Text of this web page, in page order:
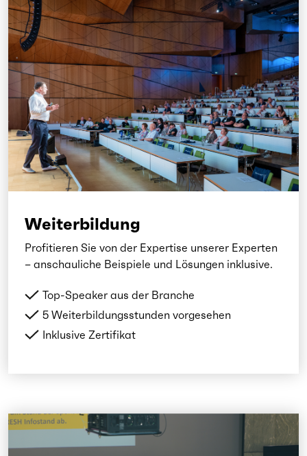
Weiterbildung
Profitieren Sie von der Expertise unserer Experten
– anschauliche Beispiele und Lösungen inklusive.
Top-Speaker aus der Branche
5 Weiterbildungsstunden vorgesehen
Inklusive Zertifikat